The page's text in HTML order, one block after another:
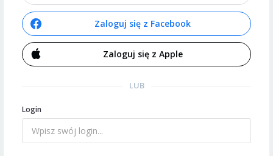
Zaloguj się z Facebook
Zaloguj się z Apple
LUB
Login